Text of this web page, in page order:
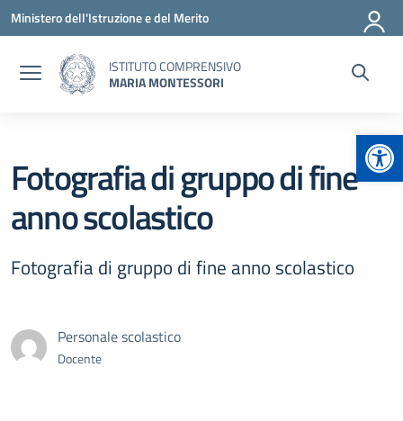
Vai ai contenuti
Vai al menu di navigazione
Vai al footer
Ministero dell'Istruzione e del Merito
ISTITUTO COMPRENSIVO
MARIA MONTESSORI
Fotografia di gruppo di fine
anno scolastico
Fotografia di gruppo di fine anno scolastico
Personale scolastico
Docente